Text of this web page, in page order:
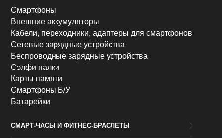
Смартфоны
Внешние аккумуляторы
Кабели, переходники, адаптеры для смартфонов
Сетевые зарядные устройства
Беспроводные зарядные устройства
Сэлфи палки
Карты памяти
Смартфоны Б/У
Батарейки
СМАРТ-ЧАСЫ И ФИТНЕС-БРАСЛЕТЫ